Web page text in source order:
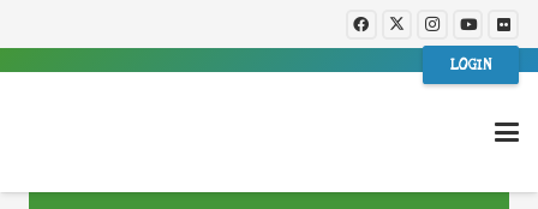
LOGIN